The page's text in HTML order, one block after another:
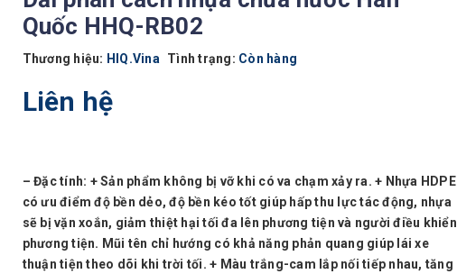
Quốc HHQ-RB02
Thương hiệu: HIQ.Vina Tình trạng: Còn hàng
Liên hệ
– Đặc tính: + Sản phẩm không bị vỡ khi có va chạm xảy ra. + Nhựa HDPE
có ưu điểm độ bền dẻo, độ bền kéo tốt giúp hấp thu lực tác động, nhựa
sẽ bị vặn xoắn, giảm thiệt hại tối đa lên phương tiện và người điều khiển
phương tiện. Mũi tên chỉ hướng có khả năng phản quang giúp lái xe
thuận tiện theo dõi khi trời tối. + Màu trắng-cam lắp nối tiếp nhau, tăng